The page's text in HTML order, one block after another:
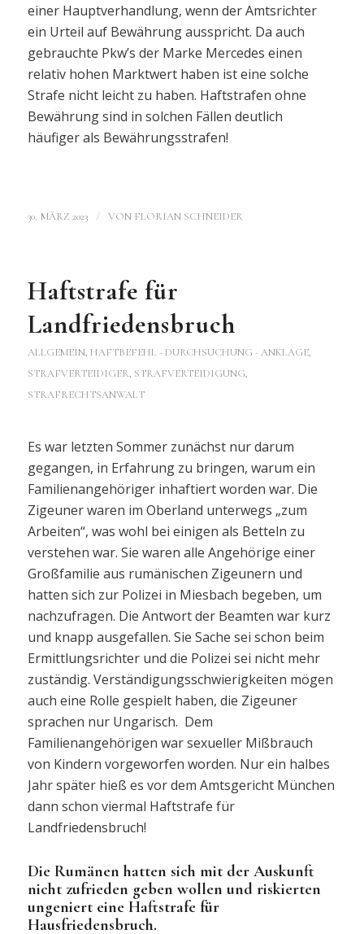
einer Hauptverhandlung, wenn der Amtsrichter
ein Urteil auf Bewährung ausspricht. Da auch
gebrauchte Pkw’s der Marke Mercedes einen
relativ hohen Marktwert haben ist eine solche
Strafe nicht leicht zu haben. Haftstrafen ohne
Bewährung sind in solchen Fällen deutlich
häufiger als Bewährungsstrafen!
30. MÄRZ 2023 / VON FLORIAN SCHNEIDER
Haftstrafe für
Landfriedensbruch
ALLGEMEIN, HAFTBEFEHL - DURCHSUCHUNG - ANKLAGE,
STRAFVERTEIDIGER, STRAFVERTEIDIGUNG,
STRAFRECHTSANWALT
Es war letzten Sommer zunächst nur darum
gegangen, in Erfahrung zu bringen, warum ein
Familienangehöriger inhaftiert worden war. Die
Zigeuner waren im Oberland unterwegs „zum
Arbeiten“, was wohl bei einigen als Betteln zu
verstehen war. Sie waren alle Angehörige einer
Großfamilie aus rumänischen Zigeunern und
hatten sich zur Polizei in Miesbach begeben, um
nachzufragen. Die Antwort der Beamten war kurz
und knapp ausgefallen. Sie Sache sei schon beim
Ermittlungsrichter und die Polizei sei nicht mehr
zuständig. Verständigungsschwierigkeiten mögen
auch eine Rolle gespielt haben, die Zigeuner
sprachen nur Ungarisch. Dem
Familienangehörigen war sexueller Mißbrauch
von Kindern vorgeworfen worden. Nur ein halbes
Jahr später hieß es vor dem Amtsgericht München
dann schon viermal Haftstrafe für
Landfriedensbruch!
Die Rumänen hatten sich mit der Auskunft
nicht zufrieden geben wollen und riskierten
ungeniert eine Haftstrafe für
Hausfriedensbruch.